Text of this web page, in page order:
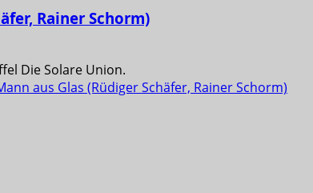
Rainer Schorm)
Die Solare Union.
aus Glas (Rüdiger Schäfer, Rainer Schorm)